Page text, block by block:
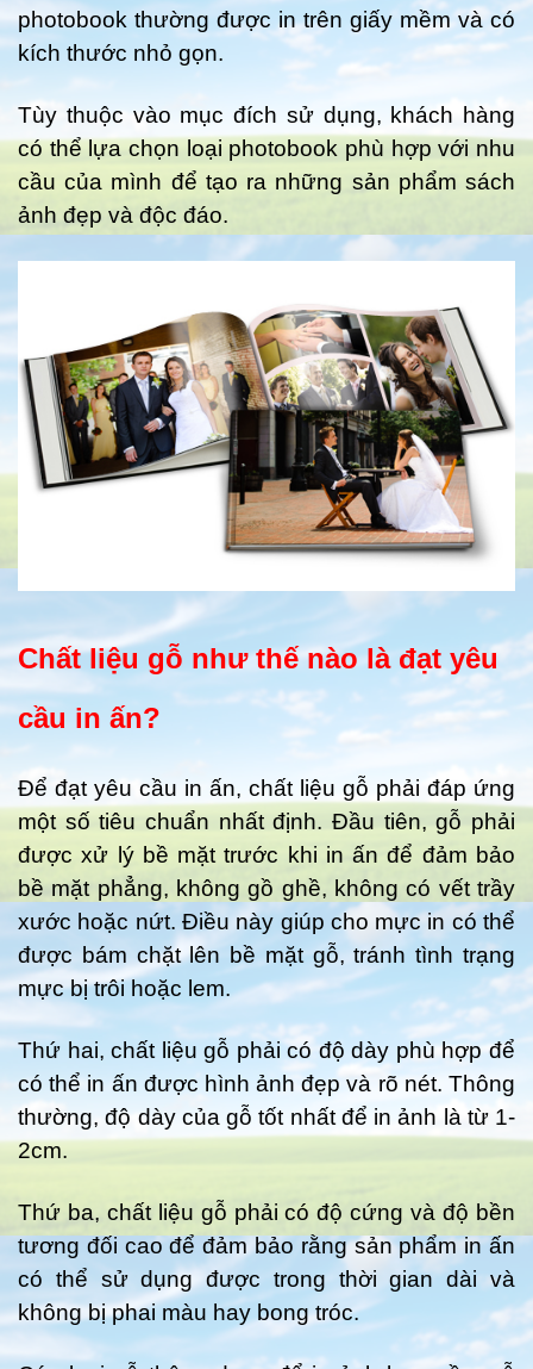
photobook thường được in trên giấy mềm và có
kích thước nhỏ gọn.
Tùy thuộc vào mục đích sử dụng, khách hàng
có thể lựa chọn loại photobook phù hợp với nhu
cầu của mình để tạo ra những sản phẩm sách
ảnh đẹp và độc đáo.
Chất liệu gỗ như thế nào là đạt yêu
cầu in ấn?
Để đạt yêu cầu in ấn, chất liệu gỗ phải đáp ứng
một số tiêu chuẩn nhất định. Đầu tiên, gỗ phải
được xử lý bề mặt trước khi in ấn để đảm bảo
bề mặt phẳng, không gồ ghề, không có vết trầy
xước hoặc nứt. Điều này giúp cho mực in có thể
được bám chặt lên bề mặt gỗ, tránh tình trạng
mực bị trôi hoặc lem.
Thứ hai, chất liệu gỗ phải có độ dày phù hợp để
có thể in ấn được hình ảnh đẹp và rõ nét. Thông
thường, độ dày của gỗ tốt nhất để in ảnh là từ 1-
2cm.
Thứ ba, chất liệu gỗ phải có độ cứng và độ bền
tương đối cao để đảm bảo rằng sản phẩm in ấn
có thể sử dụng được trong thời gian dài và
không bị phai màu hay bong tróc.